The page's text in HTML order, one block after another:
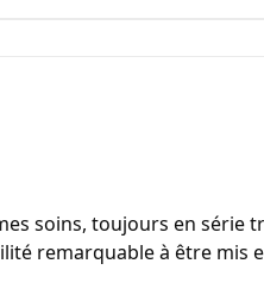
soins, toujours en
remarquable à être mis